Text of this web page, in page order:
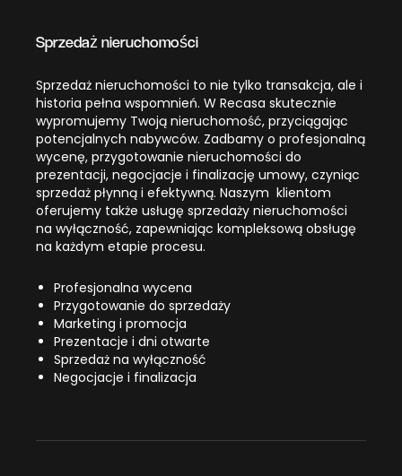
Sprzedaż nieruchomości
Sprzedaż nieruchomości to nie tylko transakcja, ale i
historia pełna wspomnień. W Recasa skutecznie
wypromujemy Twoją nieruchomość, przyciągając
potencjalnych nabywców. Zadbamy o profesjonalną
wycenę, przygotowanie nieruchomości do
prezentacji, negocjacje i finalizację umowy, czyniąc
sprzedaż płynną i efektywną. Naszym klientom
oferujemy także usługę sprzedaży nieruchomości
na wyłączność, zapewniając kompleksową obsługę
na każdym etapie procesu.
Profesjonalna wycena
Przygotowanie do sprzedaży
Marketing i promocja
Prezentacje i dni otwarte
Sprzedaż na wyłączność
Negocjacje i finalizacja